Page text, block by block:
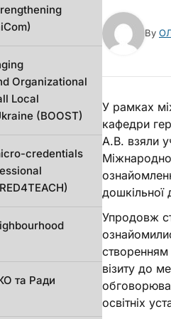
By
У рамках
кафедри
А.В. взяли
дошкільної
Упродовж
створенням
візиту до
освітніх
Organizational
Local
(BOOST)
credentials
та Ради